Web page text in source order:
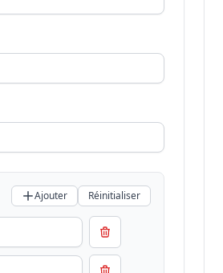
Ajouter Réinitialiser